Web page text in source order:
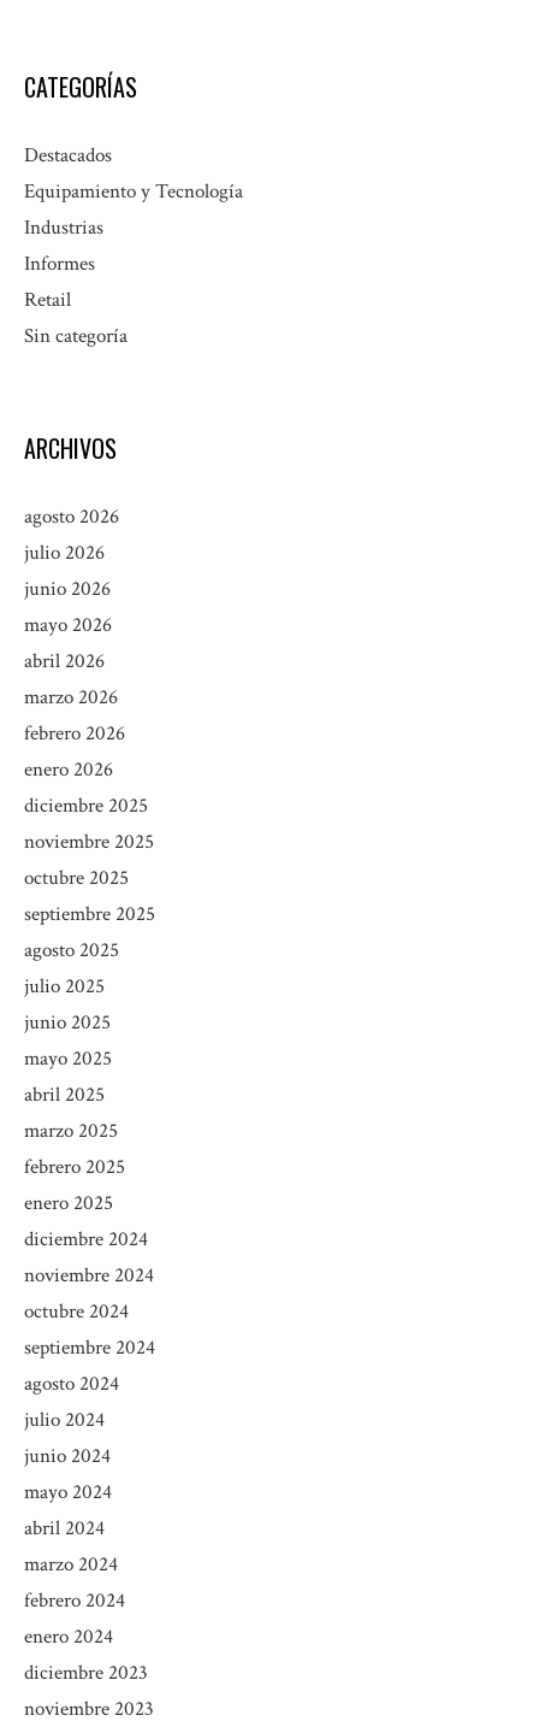
CATEGORÍAS
Destacados
Equipamiento y Tecnología
Industrias
Informes
Retail
Sin categoría
ARCHIVOS
agosto 2026
julio 2026
junio 2026
mayo 2026
abril 2026
marzo 2026
febrero 2026
enero 2026
diciembre 2025
noviembre 2025
octubre 2025
septiembre 2025
agosto 2025
julio 2025
junio 2025
mayo 2025
abril 2025
marzo 2025
febrero 2025
enero 2025
diciembre 2024
noviembre 2024
octubre 2024
septiembre 2024
agosto 2024
julio 2024
junio 2024
mayo 2024
abril 2024
marzo 2024
febrero 2024
enero 2024
diciembre 2023
noviembre 2023